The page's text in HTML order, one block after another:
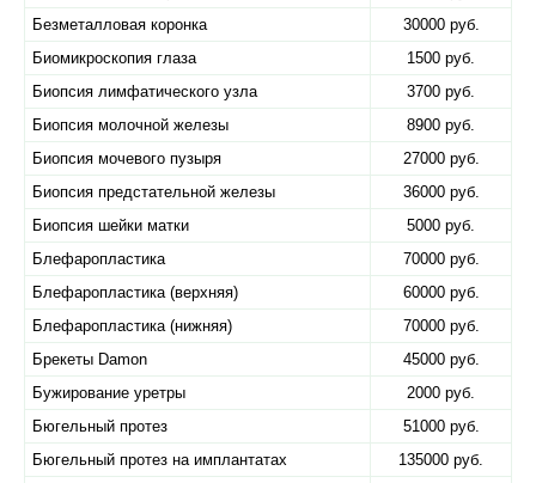
Безметалловая коронка
30000 руб.
Биомикроскопия глаза
1500 руб.
Биопсия лимфатического узла
3700 руб.
Биопсия молочной железы
8900 руб.
Биопсия мочевого пузыря
27000 руб.
Биопсия предстательной железы
36000 руб.
Биопсия шейки матки
5000 руб.
Блефаропластика
70000 руб.
Блефаропластика (верхняя)
60000 руб.
Блефаропластика (нижняя)
70000 руб.
Брекеты Damon
45000 руб.
Бужирование уретры
2000 руб.
Бюгельный протез
51000 руб.
Бюгельный протез на имплантатах
135000 руб.